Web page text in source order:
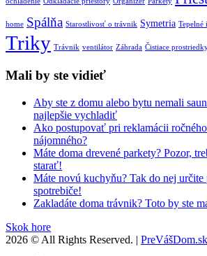
home Spálňa Starostlivosť o trávnik Symetria Tepelné
Triky Trávnik ventilátor Záhrada Čistiace
Mali by ste vidieť
Aby ste z domu alebo bytu nemali
najlepšie vychladiť
Ako postupovať pri reklamácii
nájomného?
Máte doma drevené parkety? Pozor,
starať!
Máte novú kuchyňu? Tak do nej určite
spotrebiče!
Zakladáte doma trávnik? Toto by ste
Skok hore
2026 © All Rights Reserved. | PreVášDom.sk